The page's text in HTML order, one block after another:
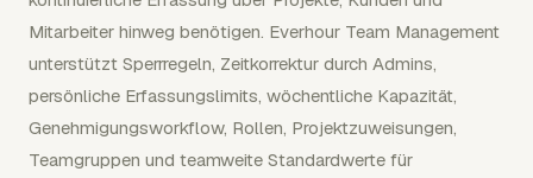
Mitarbeiter hinweg benötigen. Everhour Team Management
unterstützt Sperrregeln, Zeitkorrektur durch Admins,
persönliche Erfassungslimits, wöchentliche Kapazität,
Genehmigungsworkflow, Rollen, Projektzuweisungen,
Teamgruppen und teamweite Standardwerte für